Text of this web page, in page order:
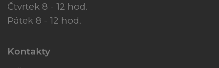
Čtvrtek 8 - 12 hod.
Pátek 8 - 12 hod.
Kontakty